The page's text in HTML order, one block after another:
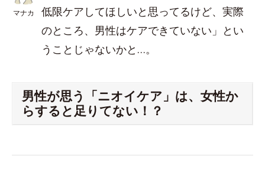
マナカ
低限ケアしてほしいと思ってるけど、実際
のところ、男性はケアできていない」とい
うことじゃないかと…。
男性が思う「ニオイケア」は、女性か
らすると足りてない！？